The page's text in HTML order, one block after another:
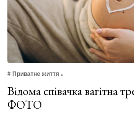
# Приватне життя
Відома співачка вагітна
ФОТО